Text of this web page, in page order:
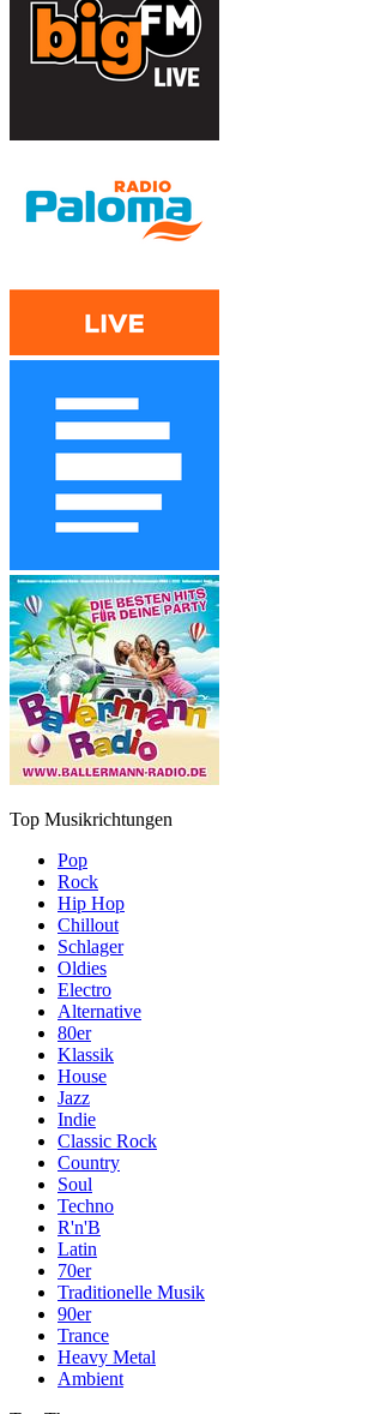
Top Musikrichtungen
Pop
Rock
Hip Hop
Chillout
Schlager
Oldies
Electro
Alternative
80er
Klassik
House
Jazz
Indie
Classic Rock
Country
Soul
Techno
R'n'B
Latin
70er
Traditionelle Musik
90er
Trance
Heavy Metal
Ambient